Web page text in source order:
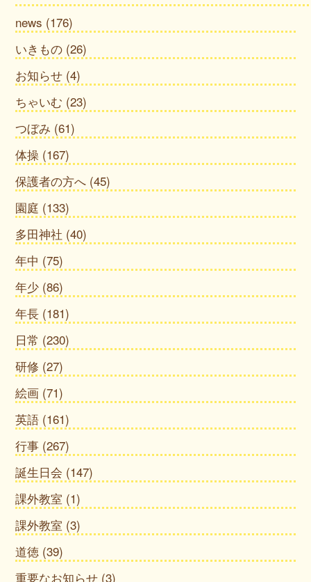
news (176)
いきもの (26)
お知らせ (4)
ちゃいむ (23)
つぼみ (61)
体操 (167)
保護者の方へ (45)
園庭 (133)
多田神社 (40)
年中 (75)
年少 (86)
年長 (181)
日常 (230)
研修 (27)
絵画 (71)
英語 (161)
行事 (267)
誕生日会 (147)
課外教室 (1)
課外教室 (3)
道徳 (39)
重要なお知らせ (3)